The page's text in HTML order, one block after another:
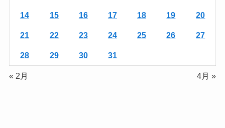
14 15 16 17 18 19 20
21 22 23 24 25 26 27
28 29 30 31
« 2月 4月 »